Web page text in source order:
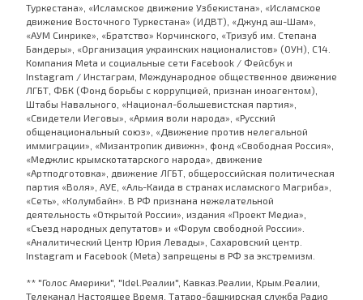
Туркестана», «Исламское движение Узбекистана», «Исламское
движение Восточного Туркестана» (ИДВТ), «Джунд аш-Шам»,
«АУМ Синрике», «Братство» Корчинского, «Тризуб им. Степана
Бандеры», «Организация украинских националистов» (ОУН), С14.
Компания Meta и социальные сети Facebook / Фейсбук и
Instagram / Инстаграм, Международное общественное движение
ЛГБТ, ФБК (Фонд борьбы с коррупцией, признан иноагентом),
Штабы Навального, «Национал-большевистская партия»,
«Свидетели Иеговы», «Армия воли народа», «Русский
общенациональный союз», «Движение против нелегальной
иммиграции», «Мизантропик дивижн», фонд «Свободная Россия»,
«Меджлис крымскотатарского народа», движение
«Артподготовка», движение ЛГБТ, общероссийская политическая
партия «Воля», АУЕ, «Аль-Каида в странах исламского Магриба»,
«Сеть», «Колумбайн». В РФ признана нежелательной
деятельность «Открытой России», издания «Проект Медиа»,
«Съезд народных депутатов» и «Форум свободной России».
«Аналитический Центр Юрия Левады», Сахаровский центр.
Instagram и Facebook (Metа) запрещены в РФ за экстремизм.
** "Голос Америки", "Idel.Реалии", Кавказ.Реалии, Крым.Реалии,
Телеканал Настоящее Время, Татаро-башкирская служба Радио